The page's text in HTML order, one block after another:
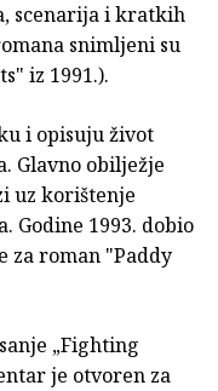
scenarija i kratkih
snimljeni su
iz 1991.).
i opisuju život
Glavno obilježje
uz korištenje
Godine 1993. dobio
za roman "Paddy
„Fighting
je otvoren za